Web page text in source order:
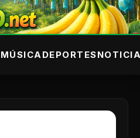
MÚSICADEPORTES